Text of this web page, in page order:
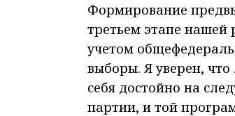
Формирование
третьем этапе нашей
учетом
выборы. Я уверен,
себя достойно на
партии, и той